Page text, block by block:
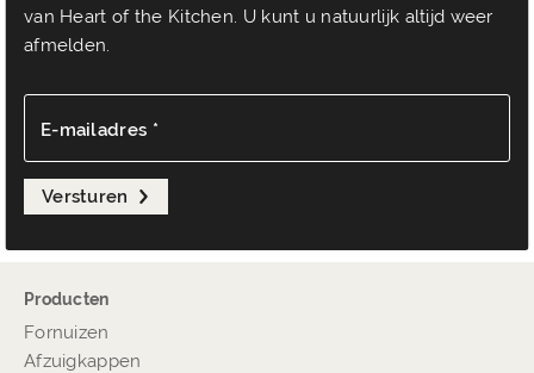
van Heart of the Kitchen. U kunt u natuurlijk altijd weer
afmelden.
E-mailadres *
Versturen
Producten
Fornuizen
Afzuigkappen